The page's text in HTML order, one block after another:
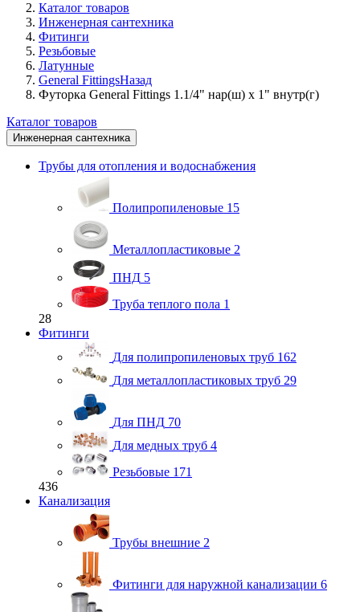
Каталог товаров
Инженерная сантехника
Фитинги
Резьбовые
Латунные
General FittingsНазад
Футорка General Fittings 1.1/4" нар(ш) х 1" внутр(г)
Каталог товаров
Инженерная сантехника
Трубы для отопления и водоснабжения
Полипропиленовые 15
Металлопластиковые 2
ПНД 5
Труба теплого пола 1
28
Фитинги
Для полипропиленовых труб 162
Для металлопластиковых труб 29
Для ПНД 70
Для медных труб 4
Резьбовые 171
436
Канализация
Трубы внешние 2
Фитинги для наружной канализации 6